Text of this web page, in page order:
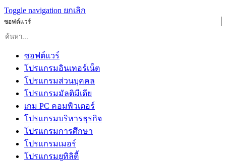
Toggle navigation ยกเลิก
ซอฟต์แวร์
ซอฟต์แวร์
โปรแกรมอินเทอร์เน็ต
โปรแกรมส่วนบุคคล
โปรแกรมมัลติมีเดีย
เกม PC คอมพิวเตอร์
โปรแกรมบริหารธุรกิจ
โปรแกรมการศึกษา
โปรแกรมเมอร์
โปรแกรมยูทิลิตี้